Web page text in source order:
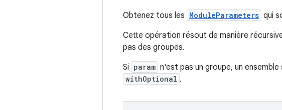
Obtenez tous les ModuleParameters qui
Cette opération résout de manière
pas des groupes.
Si param n'est pas un groupe, un
withOptional .